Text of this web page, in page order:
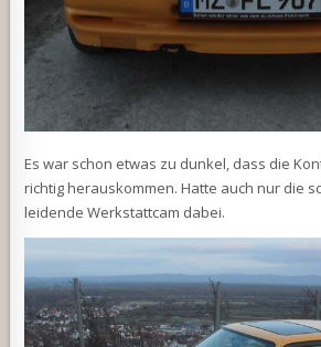
Es war schon etwas zu dunkel, dass die
richtig herauskommen. Hatte auch nur die
leidende Werkstattcam dabei.